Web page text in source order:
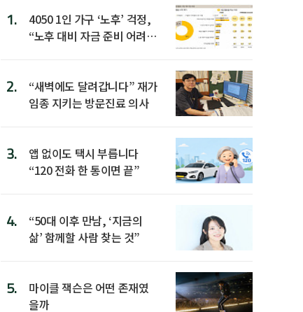
1.
4050 1인 가구 ‘노후’ 걱정,
“노후 대비 자금 준비 어려
2.
“새벽에도 달려갑니다” 재가
임종 지키는 방문진료 의사
3.
앱 없이도 택시 부릅니다
“120 전화 한 통이면 끝”
4.
“50대 이후 만남, ‘지금의
삶’ 함께할 사람 찾는 것”
5.
마이클 잭슨은 어떤 존재였
을까